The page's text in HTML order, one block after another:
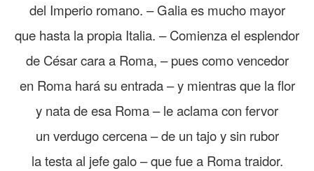
del Imperio romano. – Galia es mucho mayor
que hasta la propia Italia. – Comienza el esplendor
de César cara a Roma, – pues como vencedor
en Roma hará su entrada – y mientras que la flor
y nata de esa Roma – le aclama con fervor
un verdugo cercena – de un tajo y sin rubor
la testa al jefe galo – que fue a Roma traidor.